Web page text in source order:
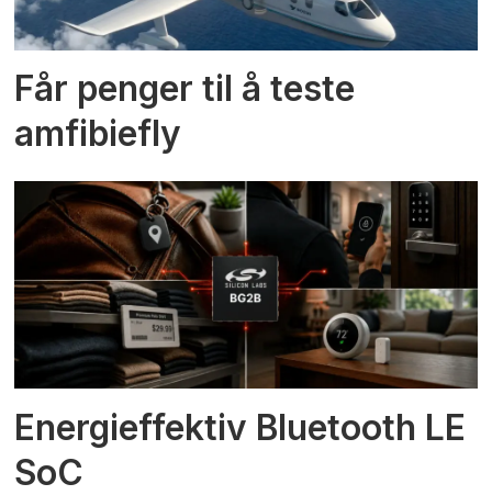
Får penger til å teste
amfibiefly
Energieffektiv Bluetooth LE
SoC